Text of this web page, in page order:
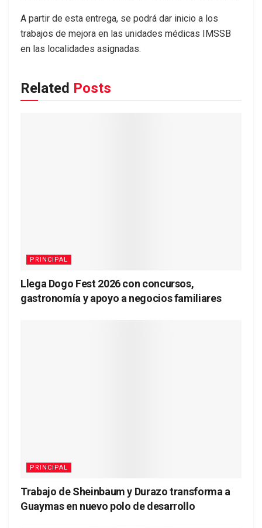
A partir de esta entrega, se podrá dar inicio a los
trabajos de mejora en las unidades médicas IMSSB
en las localidades asignadas.
Related Posts
PRINCIPAL
Llega Dogo Fest 2026 con concursos,
gastronomía y apoyo a negocios familiares
PRINCIPAL
Trabajo de Sheinbaum y Durazo transforma a
Guaymas en nuevo polo de desarrollo